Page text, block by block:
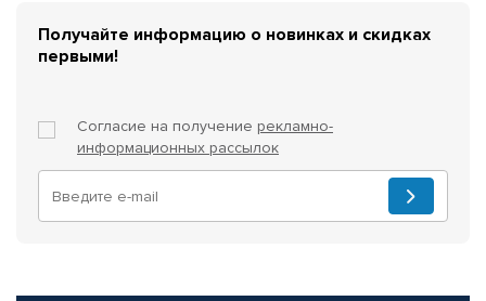
Получайте информацию о новинках и скидках
первыми!
Согласие на получение рекламно-
информационных рассылок